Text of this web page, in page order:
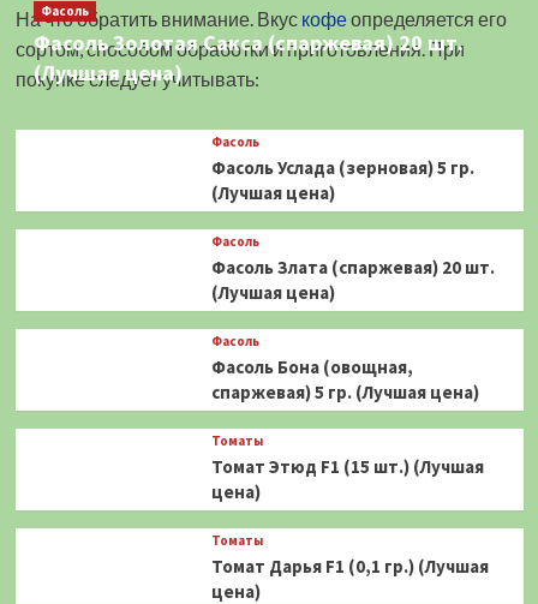
На что обратить внимание. Вкус кофеопределяется его
сортом, способом обработки и приготовления. При
покупке следует учитывать:
Фасоль
Фасоль Золотая Сакса (спаржевая) 20 шт.
(Лучшая цена)
Фасоль
Фасоль Услада (зерновая) 5 гр.
(Лучшая цена)
Фасоль
Фасоль Злата (спаржевая) 20 шт.
(Лучшая цена)
Фасоль
Фасоль Бона (овощная,
спаржевая) 5 гр. (Лучшая цена)
Томаты
Томат Этюд F1 (15 шт.) (Лучшая
цена)
Томаты
Томат Дарья F1 (0,1 гр.) (Лучшая
цена)